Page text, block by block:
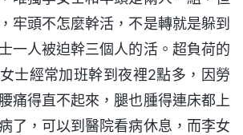
牢頭不怎麼幹活，不是轉就是躲到
一人被迫幹三個人的活。超負荷的
士經常加班幹到夜裡2點多，因勞
痛得直不起來，腿也腫得連床都上
了，可以到醫院看病休息，而李女